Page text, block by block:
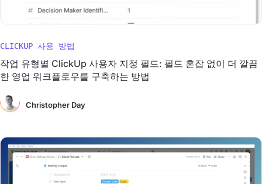
CLICKUP 사용 방법
작업 유형별 ClickUp 사용자 지정 필드: 필드 혼잡 없이 더 깔끔
한 영업 워크플로우를 구축하는 방법
Christopher Day